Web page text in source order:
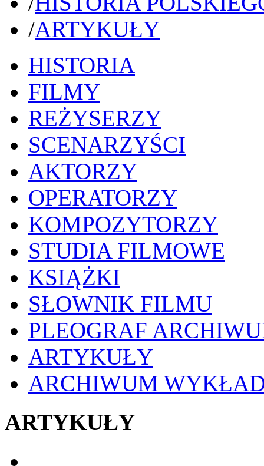
/ARTYKUŁY
HISTORIA
FILMY
REŻYSERZY
SCENARZYŚCI
AKTORZY
OPERATORZY
KOMPOZYTORZY
STUDIA FILMOWE
KSIĄŻKI
SŁOWNIK FILMU
PLEOGRAF
ARTYKUŁY
ARCHIWUM
ARTYKUŁY